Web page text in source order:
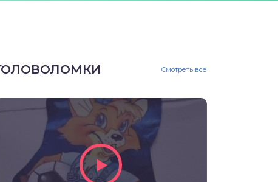
Смотреть все